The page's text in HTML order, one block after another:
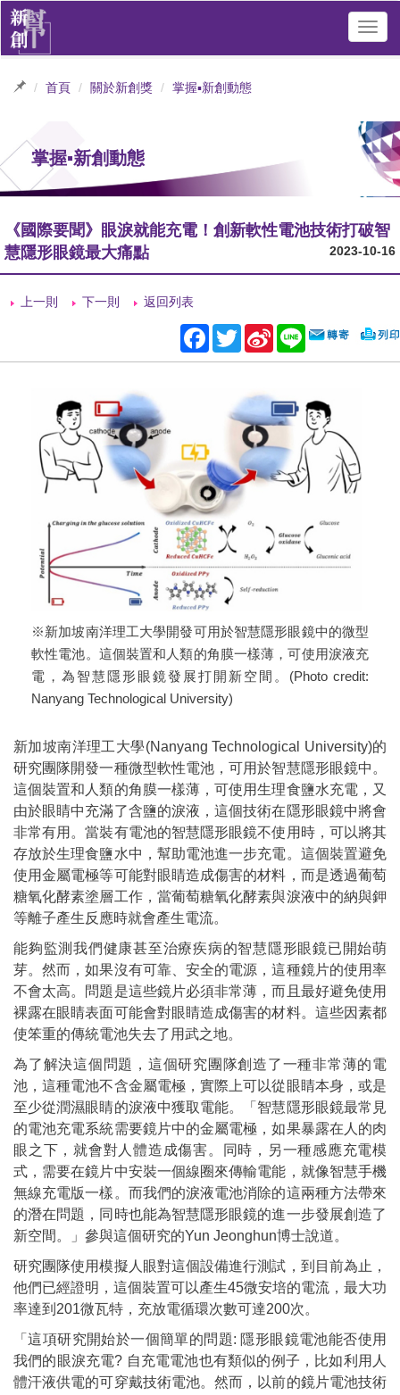
首頁 關於新創獎 掌握▪新創動態
掌握▪新創動態
《國際要聞》眼淚就能充電！創新軟性電池技術打破智
慧隱形眼鏡最大痛點
2023-10-16
上一則 下一則 返回列表
Facebook
TwitterSina
Weibo
Line
※新加坡南洋理工大學開發可用於智慧隱形眼鏡中的微型
軟性電池。這個裝置和人類的角膜一樣薄，可使用淚液充
電，為智慧隱形眼鏡發展打開新空間。(Photo credit:
Nanyang Technological University)
新加坡南洋理工大學(Nanyang Technological University)的
研究團隊開發一種微型軟性電池，可用於智慧隱形眼鏡中。
這個裝置和人類的角膜一樣薄，可使用生理食鹽水充電，又
由於眼睛中充滿了含鹽的淚液，這個技術在隱形眼鏡中將會
非常有用。當裝有電池的智慧隱形眼鏡不使用時，可以將其
存放於生理食鹽水中，幫助電池進一步充電。這個裝置避免
使用金屬電極等可能對眼睛造成傷害的材料，而是透過葡萄
糖氧化酵素塗層工作，當葡萄糖氧化酵素與淚液中的納與鉀
等離子產生反應時就會產生電流。
能夠監測我們健康甚至治療疾病的智慧隱形眼鏡已開始萌
芽。然而，如果沒有可靠、安全的電源，這種鏡片的使用率
不會太高。問題是這些鏡片必須非常薄，而且最好避免使用
裸露在眼睛表面可能會對眼睛造成傷害的材料。這些因素都
使笨重的傳統電池失去了用武之地。
為了解決這個問題，這個研究團隊創造了一種非常薄的電
池，這種電池不含金屬電極，實際上可以從眼睛本身，或是
至少從潤濕眼睛的淚液中獲取電能。「智慧隱形眼鏡最常見
的電池充電系統需要鏡片中的金屬電極，如果暴露在人的肉
眼之下，就會對人體造成傷害。同時，另一種感應充電模
式，需要在鏡片中安裝一個線圈來傳輸電能，就像智慧手機
無線充電版一樣。而我們的淚液電池消除的這兩種方法帶來
的潛在問題，同時也能為智慧隱形眼鏡的進一步發展創造了
新空間。」參與這個研究的Yun Jeonghun博士說道。
研究團隊使用模擬人眼對這個設備進行測試，到目前為止，
他們已經證明，這個裝置可以產生45微安培的電流，最大功
率達到201微瓦特，充放電循環次數可達200次。
「這項研究開始於一個簡單的問題: 隱形眼鏡電池能否使用
我們的眼淚充電? 自充電電池也有類似的例子，比如利用人
體汗液供電的可穿戴技術電池。然而，以前的鏡片電池技術